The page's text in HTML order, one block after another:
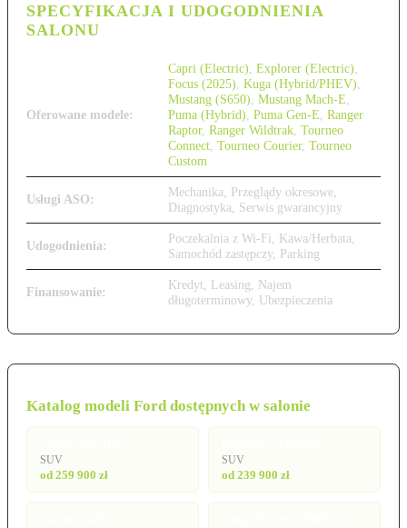
SPECYFIKACJA I UDOGODNIENIA
SALONU
Oferowane modele:
Capri (Electric) Explorer (Electric)
Focus (2025) Kuga (Hybrid/PHEV)
Mustang (S650) Mustang Mach-E
Puma (Hybrid) Puma Gen-E Ranger
Raptor, Ranger Wildtrak Tourneo
Connect Tourneo Courier, Tourneo
Custom
Usługi ASO:
Mechanika, Przeglądy okresowe,
Diagnostyka, Serwis gwarancyjny
Udogodnienia:
Poczekalnia z Wi-Fi, Kawa/Herbata,
Samochód zastępczy, Parking
Finansowanie:
Kredyt, Leasing, Najem
długoterminowy, Ubezpieczenia
Katalog modeli Ford dostępnych w salonie
SUV
od 259 900 zł
SUV
od 239 900 zł